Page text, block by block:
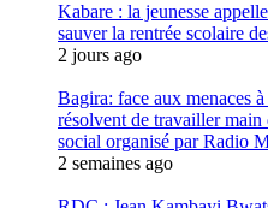
Kabare : la jeunesse
sauver la rentrée scolaire
2 jours ago
Bagira: face aux menaces
résolvent de travailler main
social organisé par Radio
2 semaines ago